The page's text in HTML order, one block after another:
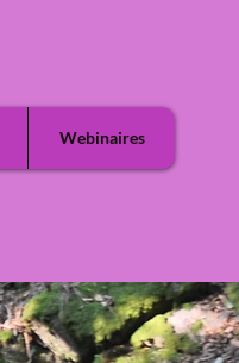
Webinaires